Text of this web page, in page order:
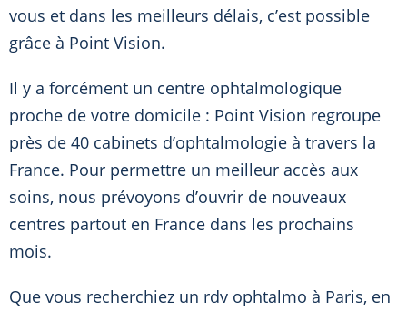
vous et dans les meilleurs délais, c’est possible
grâce à Point Vision.
Il y a forcément un centre ophtalmologique
proche de votre domicile : Point Vision regroupe
près de 40 cabinets d’ophtalmologie à travers la
France. Pour permettre un meilleur accès aux
soins, nous prévoyons d’ouvrir de nouveaux
centres partout en France dans les prochains
mois.
Que vous recherchiez un rdv ophtalmo à Paris, en